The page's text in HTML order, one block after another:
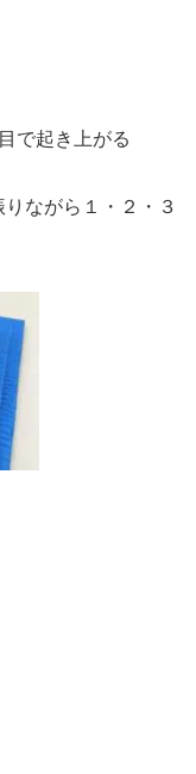
で起き上がる
ながら１・２・３